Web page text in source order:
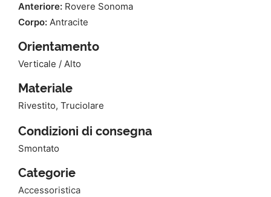
Anteriore: Rovere Sonoma
Corpo: Antracite
Orientamento
Verticale / Alto
Materiale
Rivestito, Truciolare
Condizioni di consegna
Smontato
Categorie
Accessoristica